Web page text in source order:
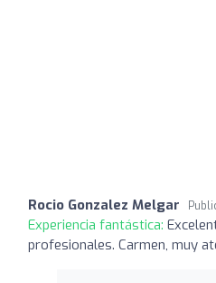
Rocio Gonzalez Melgar
Experiencia fantástica:
profesionales. Carmen, muy